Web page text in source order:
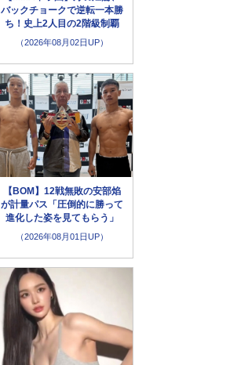
バックチョークで逆転一本勝
ち！史上2人目の2階級制覇
（2026年08月02日UP）
【BOM】12戦無敗の安部焰
が計量パス「圧倒的に勝って
進化した姿を見てもらう」
（2026年08月01日UP）